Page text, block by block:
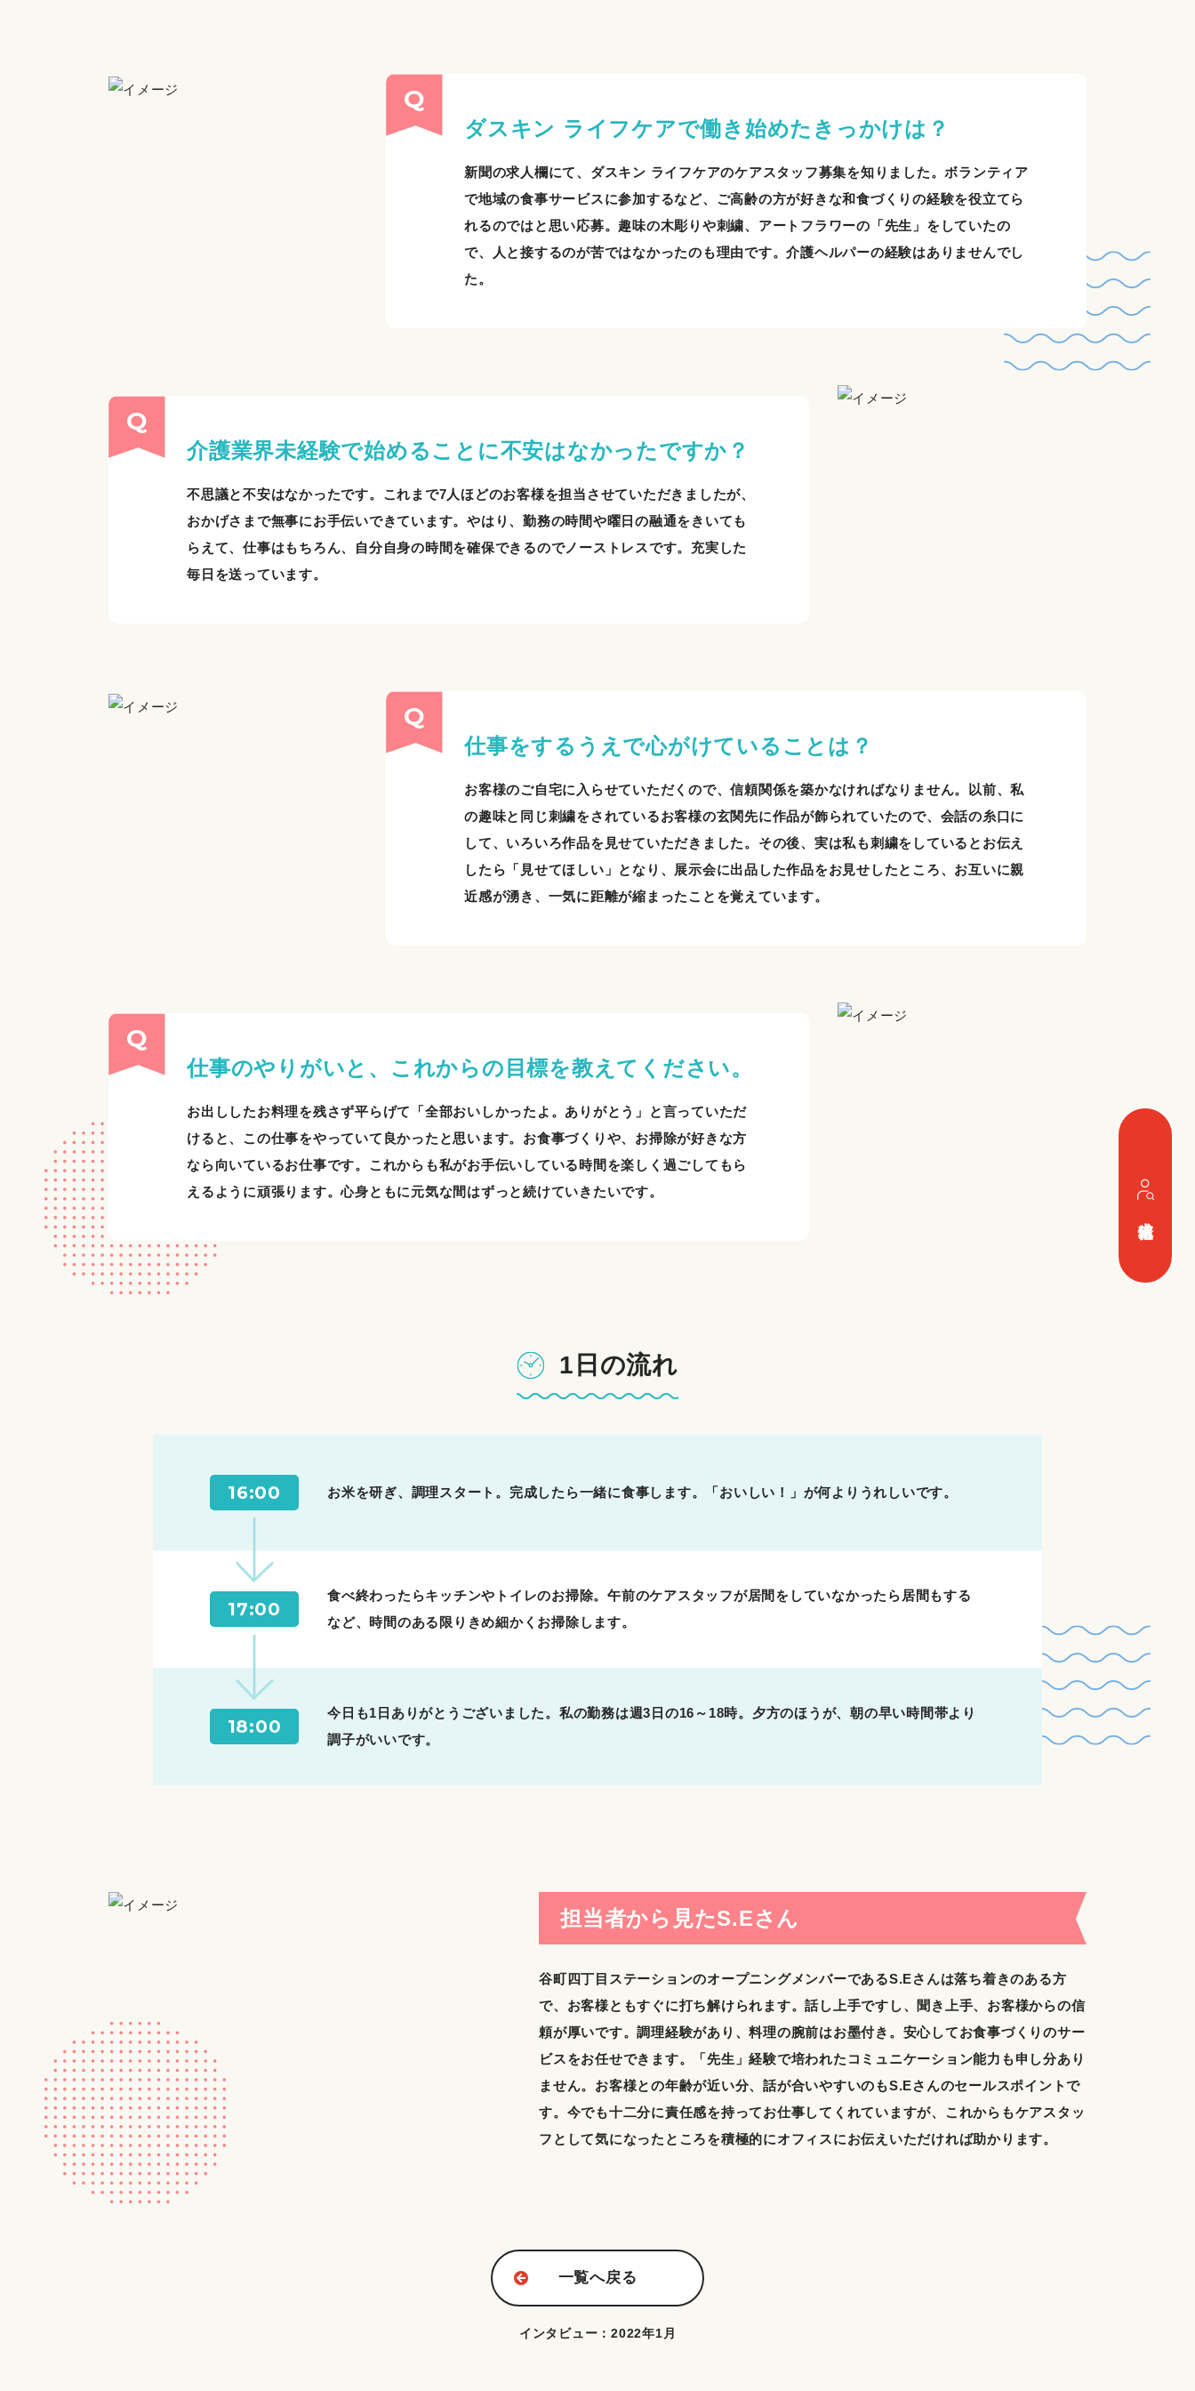
ダスキン ライフケアで働き始めたきっかけは？
新聞の求人欄にて、ダスキン ライフケアのケアスタッフ募集を知りました。ボランティア
で地域の食事サービスに参加するなど、ご高齢の方が好きな和食づくりの経験を役立てら
れるのではと思い応募。趣味の木彫りや刺繍、アートフラワーの「先生」をしていたの
で、人と接するのが苦ではなかったのも理由です。介護ヘルパーの経験はありませんでし
た。
介護業界未経験で始めることに不安はなかったですか？
不思議と不安はなかったです。これまで7人ほどのお客様を担当させていただきましたが、
おかげさまで無事にお手伝いできています。やはり、勤務の時間や曜日の融通をきいても
らえて、仕事はもちろん、自分自身の時間を確保できるのでノーストレスです。充実した
毎日を送っています。
仕事をするうえで心がけていることは？
お客様のご自宅に入らせていただくので、信頼関係を築かなければなりません。以前、私
の趣味と同じ刺繍をされているお客様の玄関先に作品が飾られていたので、会話の糸口に
して、いろいろ作品を見せていただきました。その後、実は私も刺繍をしているとお伝え
したら「見せてほしい」となり、展示会に出品した作品をお見せしたところ、お互いに親
近感が湧き、一気に距離が縮まったことを覚えています。
仕事のやりがいと、これからの目標を教えてください。
お出ししたお料理を残さず平らげて「全部おいしかったよ。ありがとう」と言っていただ
けると、この仕事をやっていて良かったと思います。お食事づくりや、お掃除が好きな方
なら向いているお仕事です。これからも私がお手伝いしている時間を楽しく過ごしてもら
えるように頑張ります。心身ともに元気な間はずっと続けていきたいです。
1日の流れ
16:00 お米を研ぎ、調理スタート。完成したら一緒に食事します。「おいしい！」が何よりうれしいです。
17:00
食べ終わったらキッチンやトイレのお掃除。午前のケアスタッフが居間をしていなかったら居間もする
など、時間のある限りきめ細かくお掃除します。
18:00
今日も1日ありがとうございました。私の勤務は週3日の16～18時。夕方のほうが、朝の早い時間帯より
調子がいいです。
担当者から見たS.Eさん
谷町四丁目ステーションのオープニングメンバーであるS.Eさんは落ち着きのある方
で、お客様ともすぐに打ち解けられます。話し上手ですし、聞き上手、お客様からの信
頼が厚いです。調理経験があり、料理の腕前はお墨付き。安心してお食事づくりのサー
ビスをお任せできます。「先生」経験で培われたコミュニケーション能力も申し分あり
ません。お客様との年齢が近い分、話が合いやすいのもS.Eさんのセールスポイントで
す。今でも十二分に責任感を持ってお仕事してくれていますが、これからもケアスタッ
フとして気になったところを積極的にオフィスにお伝えいただければ助かります。
一覧へ戻る
インタビュー：2022年1月